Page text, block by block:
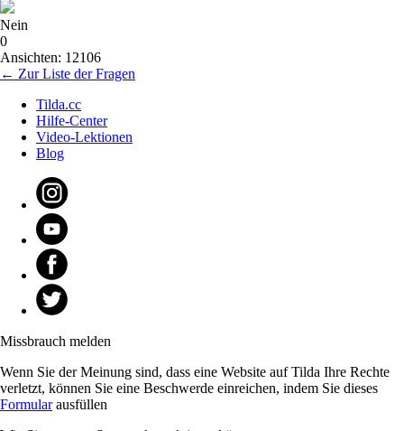
Nein
0
Ansichten: 12106
← Zur Liste der Fragen
Tilda.cc
Hilfe-Center
Video-Lektionen
Blog
Missbrauch melden
Wenn Sie der Meinung sind, dass eine Website auf Tilda Ihre Rechte
verletzt, können Sie eine Beschwerde einreichen, indem Sie dieses
Formularausfüllen